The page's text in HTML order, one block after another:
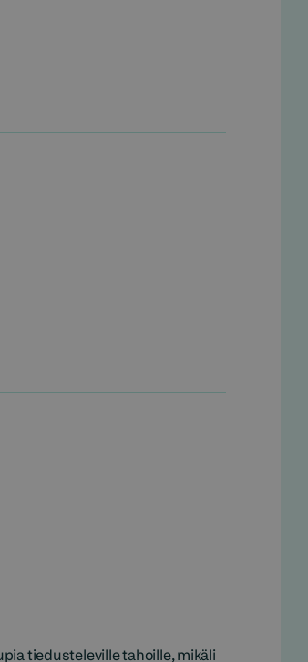
tiedusteleville tahoille, mikäli